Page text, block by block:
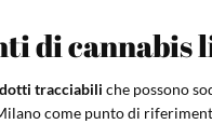
di cannabis
tracciabili che possono
come punto di